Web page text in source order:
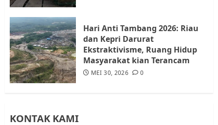
5
Hari Anti Tambang 2026: Riau
dan Kepri Darurat
Ekstraktivisme, Ruang Hidup
Masyarakat kian Terancam
MEI 30, 2026 0
KONTAK KAMI